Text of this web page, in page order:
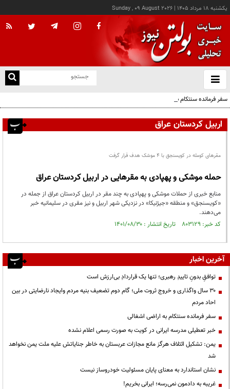
يکشنبه ۱۸ مرداد ۱۴۰۵ |
Sunday , 09 August 2026
باز
و
سفر فرمانده سنتکام به اراضی اشغالی
اربیل کردستان عراق
مقرهای کومله در کویسنجق با ۴ موشک هدف قرار گرفت
حمله موشکی و پهپادی به مقرهایی در اربیل کردستان عراق
منابع خبری از حملات موشکی و پهپادی به چند مقر در اربیل کردستان عراق از جمله در
«کویسنجق» و منطقه «جیژنیکا» در نزدیکی شهر اربیل و نیز مقری در سلیمانیه خبر
می‌دهند.
کد خبر: ۸۰۳۱۲۹ تاریخ انتشار : ۱۴۰۱/۰۸/۳۰
آخرین اخبار
توافقِ بدونِ تاییدِ رهبری؛ تنها یک قراردادِ بی‌ارزش است
۳۰ سال واگذاری و خروج ثروت ملی؛ گام دوم تضعیف بنیه مردم وایجاد نارضایتی در بین
احاد مردم
سفر فرمانده سنتکام به اراضی اشغالی
خبر تعطیلی مدرسه ایرانی در کویت به صورت رسمی اعلام نشده
یمن: تشکیل ائتلاف هرگز مانع مجازات عربستان به خاطر جنایاتش علیه ملت یمن نخواهد
شد
نشان استاندارد به معنای پایان مسئولیت خودروساز نیست
غریبه به دادمون نمی‌رسه؛ ایرانی بخریم!